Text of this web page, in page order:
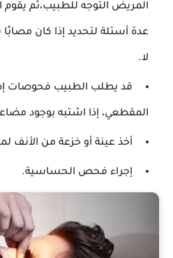
المريض التوجه للطبيب،ثم
عدة أسئلة لتحديد إذا كان مصابًا
لا.
قد يطلب الطبيب فحوصات
المقطعي، إذا اشتبه بوجود
أخذ عينة أو خزعة من الأنف
إجراء فحص الحساسية.